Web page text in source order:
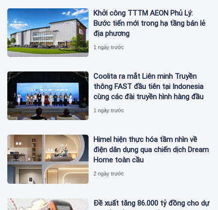
Khởi công TTTM AEON Phủ Lý:
Bước tiến mới trong hạ tầng bán lẻ
địa phương
1 ngày trước
Coolita ra mắt Liên minh Truyền
thông FAST đầu tiên tại Indonesia
cùng các đài truyền hình hàng đầu
1 ngày trước
Himel hiện thực hóa tầm nhìn về
điện dân dụng qua chiến dịch Dream
Home toàn cầu
2 ngày trước
Đề xuất tăng 86.000 tỷ đồng cho dự